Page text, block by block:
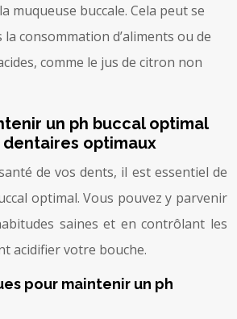
muqueuse buccale. Cela peut se
consommation d’aliments ou de
comme le jus de citron non
un ph buccal optimal
dentaires optimaux
de vos dents, il est essentiel de
optimal. Vous pouvez y parvenir
saines et en contrôlant les
acidifier votre bouche.
pour maintenir un ph